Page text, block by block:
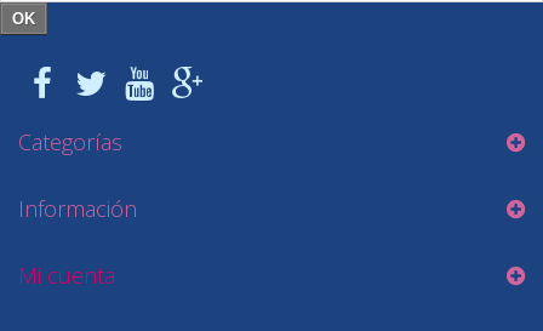
OK
Categorías
Información
Mi cuenta